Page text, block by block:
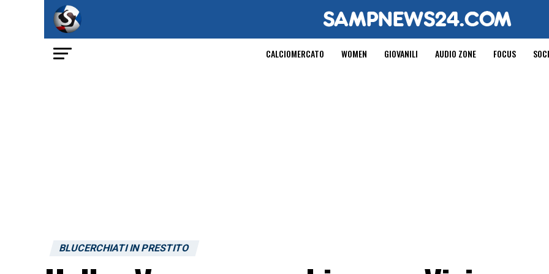
CALCIOMERCATO WOMEN GIOVANILI AUDIO ZONE FOCUS
BLUCERCHIATI IN PRESTITO